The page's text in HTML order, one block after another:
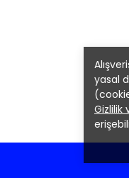
yasal
Gizlilik